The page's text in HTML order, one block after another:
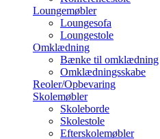
Loungemøbler
Loungesofa
Loungestole
Omklædning
Bænke til omklædning
Omklædningsskabe
Reoler/Opbevaring
Skolemøbler
Skoleborde
Skolestole
Efterskolemøbler